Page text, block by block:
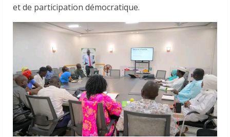
et de participation démocratique.